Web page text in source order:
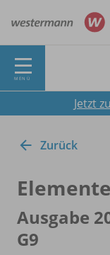
MENÜ
Jetzt
Zurück
Ausgabe
G9